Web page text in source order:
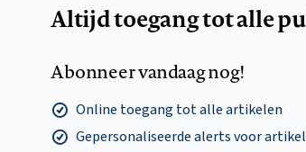
Altijd toegang tot alle
Abonneer vandaag nog!
Online toegang tot alle artikelen
Gepersonaliseerde alerts voor